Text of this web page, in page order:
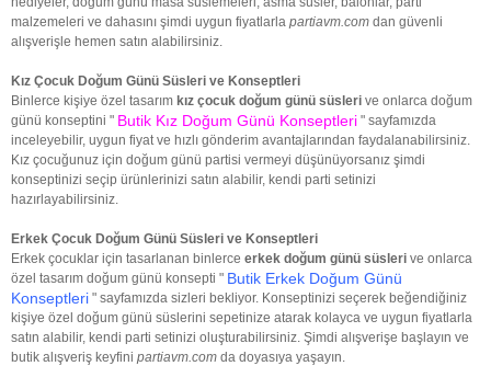
malzemeleri ve dahasını şimdi uygun fiyatlarla partiavm.com dan güvenli
alışverişle hemen satın alabilirsiniz.
Kız Çocuk Doğum Günü Süsleri ve Konseptleri
Binlerce kişiye özel tasarım kız çocuk doğum günü süsleri ve onlarca doğum
günü konseptini " Butik Kız Doğum Günü Konseptleri " sayfamızda
inceleyebilir, uygun fiyat ve hızlı gönderim avantajlarından faydalanabilirsiniz.
Kız çocuğunuz için doğum günü partisi vermeyi düşünüyorsanız şimdi
konseptinizi seçip ürünlerinizi satın alabilir, kendi parti setinizi
hazırlayabilirsiniz.
Erkek Çocuk Doğum Günü Süsleri ve Konseptleri
Erkek çocuklar için tasarlanan binlerce erkek doğum günü süsleri ve onlarca
özel tasarım doğum günü konsepti " Butik Erkek Doğum Günü
Konseptleri " sayfamızda sizleri bekliyor. Konseptinizi seçerek beğendiğiniz
kişiye özel doğum günü süslerini sepetinize atarak kolayca ve uygun fiyatlarla
satın alabilir, kendi parti setinizi oluşturabilirsiniz. Şimdi alışverişe başlayın ve
butik alışveriş keyfini partiavm.com da doyasıya yaşayın.